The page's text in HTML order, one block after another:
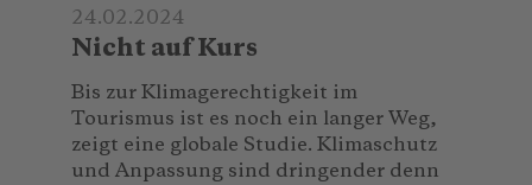
24.02.2024
Nicht auf Kurs
Bis zur Klimagerechtigkeit im
Tourismus ist es noch ein langer Weg,
zeigt eine globale Studie. Klimaschutz
und Anpassung sind dringender denn